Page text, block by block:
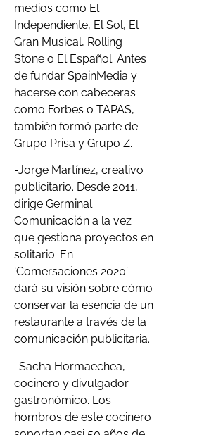
medios como El
Independiente, El Sol, El
Gran Musical, Rolling
Stone o El Español. Antes
de fundar SpainMedia y
hacerse con cabeceras
como Forbes o TAPAS,
también formó parte de
Grupo Prisa y Grupo Z.
-Jorge Martínez, creativo
publicitario. Desde 2011,
dirige Germinal
Comunicación a la vez
que gestiona proyectos en
solitario. En
‘Comersaciones 2020’
dará su visión sobre cómo
conservar la esencia de un
restaurante a través de la
comunicación publicitaria.
-Sacha Hormaechea,
cocinero y divulgador
gastronómico. Los
hombros de este cocinero